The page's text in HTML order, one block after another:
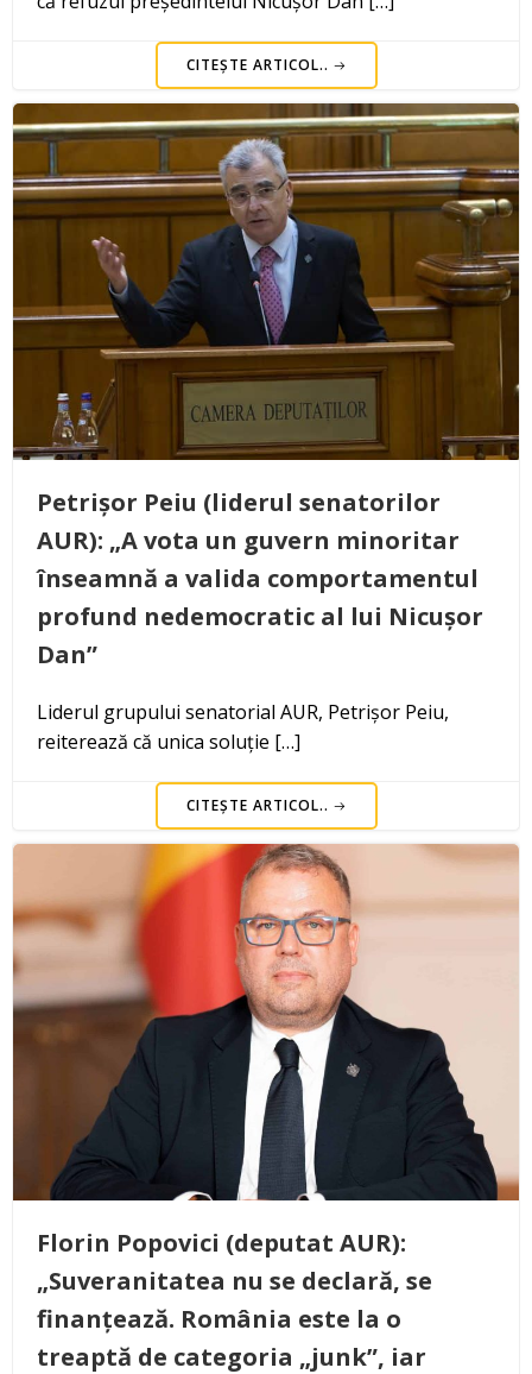
CITEȘTE ARTICOL..
Petrișor Peiu (liderul senatorilor
AUR): „A vota un guvern minoritar
înseamnă a valida comportamentul
profund nedemocratic al lui Nicușor
Dan”
Liderul grupului senatorial AUR, Petrișor Peiu,
reiterează că unica soluție […]
CITEȘTE ARTICOL..
Florin Popovici (deputat AUR):
„Suveranitatea nu se declară, se
finanțează. România este la o
treaptă de categoria „junk”, iar